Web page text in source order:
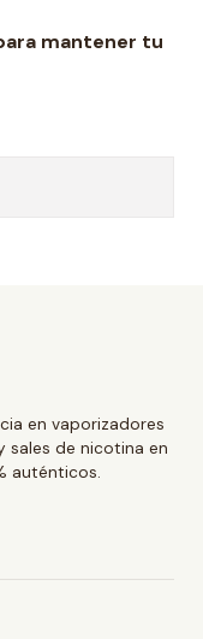
mantener tu
en vaporizadores
sales de nicotina en
auténticos.